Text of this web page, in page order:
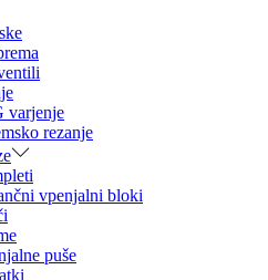
varjenje
rezanje
vpenjalni bloki
puše